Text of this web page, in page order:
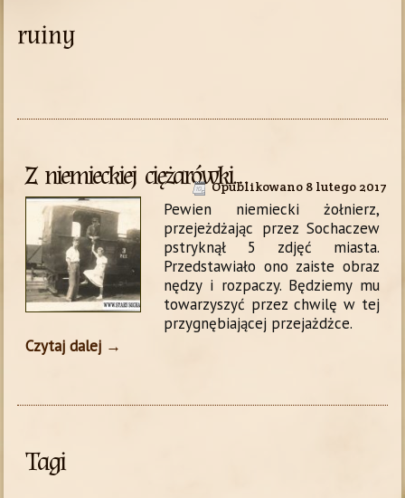
ruiny
Z niemieckiej ciężarówki…Opublikowano 8 lutego 2017
Pewien niemiecki żołnierz,
przejeżdżając przez Sochaczew
pstryknął 5 zdjęć miasta.
Przedstawiało ono zaiste obraz
nędzy i rozpaczy. Będziemy mu
towarzyszyć przez chwilę w tej
przygnębiającej przejażdżce.
Czytaj dalej →
Tagi